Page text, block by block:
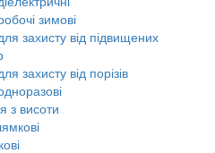
зимові
захисту від підвищених
захисту від порізів
з висоти